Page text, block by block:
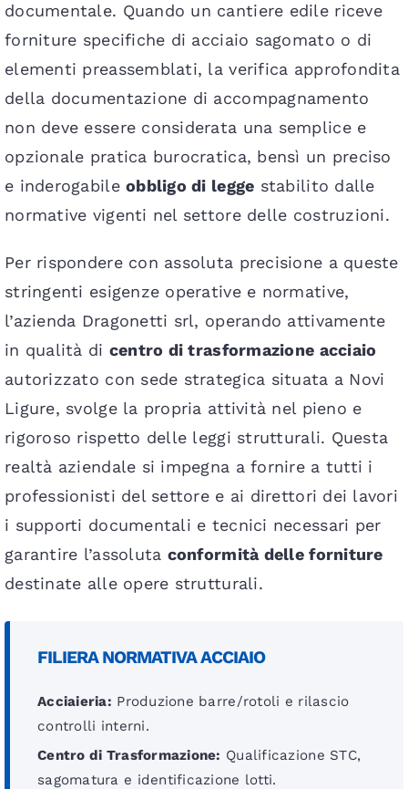
documentale. Quando un cantiere edile riceve
forniture specifiche di acciaio sagomato o di
elementi preassemblati, la verifica approfondita
della documentazione di accompagnamento
non deve essere considerata una semplice e
opzionale pratica burocratica, bensì un preciso
e inderogabileobbligo di legge stabilito dalle
normative vigenti nel settore delle costruzioni.
Per rispondere con assoluta precisione a queste
stringenti esigenze operative e normative,
l’azienda Dragonetti srl, operando attivamente
in qualità di centro di trasformazione acciaio
autorizzato con sede strategica situata a Novi
Ligure, svolge la propria attività nel pieno e
rigoroso rispetto delle leggi strutturali. Questa
realtà aziendale si impegna a fornire a tutti i
professionisti del settore e ai direttori dei lavori
i supporti documentali e tecnici necessari per
garantire l’assoluta conformità delle forniture
destinate alle opere strutturali.
FILIERA NORMATIVA ACCIAIO
Acciaieria: Produzione barre/rotoli e rilascio
controlli interni.
Centro di Trasformazione: Qualificazione STC,
sagomatura e identificazione lotti.